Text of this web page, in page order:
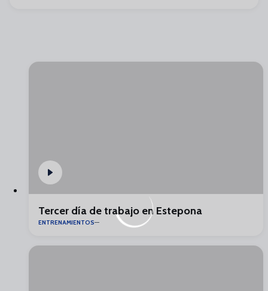
Tercer día de trabajo en Estepona
ENTRENAMIENTOS